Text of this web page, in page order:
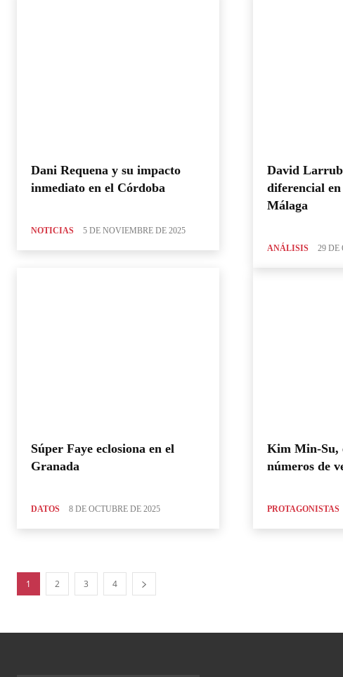
Dani Requena y su impacto
inmediato en el Córdoba
NOTICIAS 5 DE NOVIEMBRE DE 2025
David
diferencial
Málaga
ANÁLISIS 29 DE
Súper Faye eclosiona en el
Granada
DATOS 8 DE OCTUBRE DE 2025
Kim Min-Su,
números de
PROTAGONISTAS
1 2 3 4